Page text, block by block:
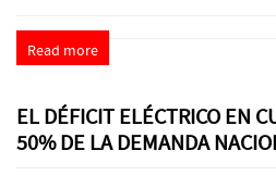
Read more
EL DÉFICIT ELÉCTRICO EN
50% DE LA DEMANDA